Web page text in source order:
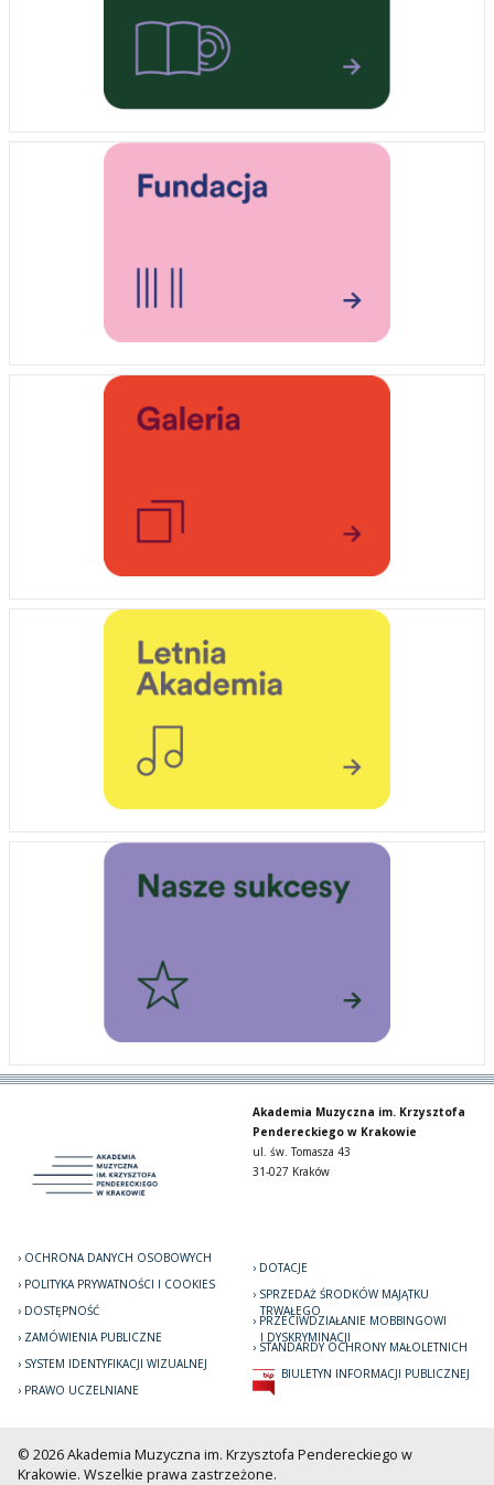
Akademia Muzyczna im. Krzysztofa
Pendereckiego w Krakowie
ul. św. Tomasza 43
31-027 Kraków
OCHRONA DANYCH OSOBOWYCH
POLITYKA PRYWATNOŚCI I COOKIES
DOSTĘPNOŚĆ
ZAMÓWIENIA PUBLICZNE
SYSTEM IDENTYFIKACJI WIZUALNEJ
PRAWO UCZELNIANE
DOTACJE
SPRZEDAŻ ŚRODKÓW MAJĄTKU
TRWAŁEGO
PRZECIWDZIAŁANIE MOBBINGOWI
I DYSKRYMINACJI
STANDARDY OCHRONY MAŁOLETNICH
BIULETYN INFORMACJI PUBLICZNEJ
© 2026 Akademia Muzyczna im. Krzysztofa Pendereckiego w
Krakowie. Wszelkie prawa zastrzeżone.